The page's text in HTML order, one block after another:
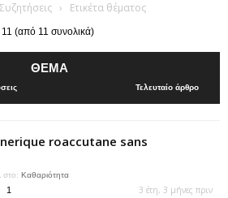
Συζητήσεις › Ετικέτα θέματος
(από 11 συνολικά)
ΘΈΜΑ
Τελευταίο άρθρο
roaccutane sans
στο: Καθαριότητα
1 3 έτη, 3 μήνες πριν